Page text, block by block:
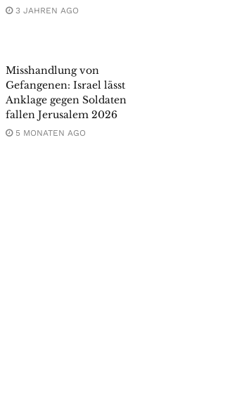
3 JAHREN AGO
Misshandlung von
Gefangenen: Israel lässt
Anklage gegen Soldaten
fallen Jerusalem 2026
5 MONATEN AGO